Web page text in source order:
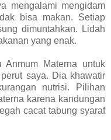
mengalami mengidam
bisa makan. Setiap
dimuntahkan. Lidah
yang enak.
Anmum Materna untuk
saya. Dia khawatir
nutrisi. Pilihan
karena kandungan
cacat tabung syaraf